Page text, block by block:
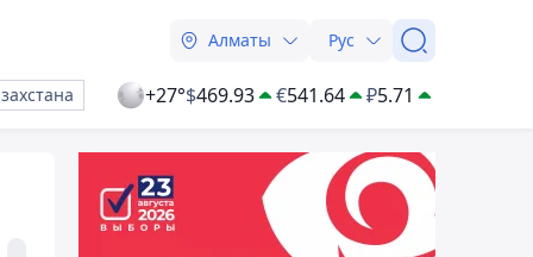
Алматы Рус
+27°$469.93 €541.64 ₽5.71